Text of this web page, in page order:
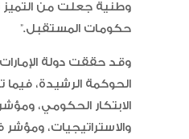
وطنية جعلت من التميز
حكومات المستقبل.”
وقد حققت دولة
الحوكمة الرشيدة،
الابتكار الحكومي،
والاستراتيجيات،